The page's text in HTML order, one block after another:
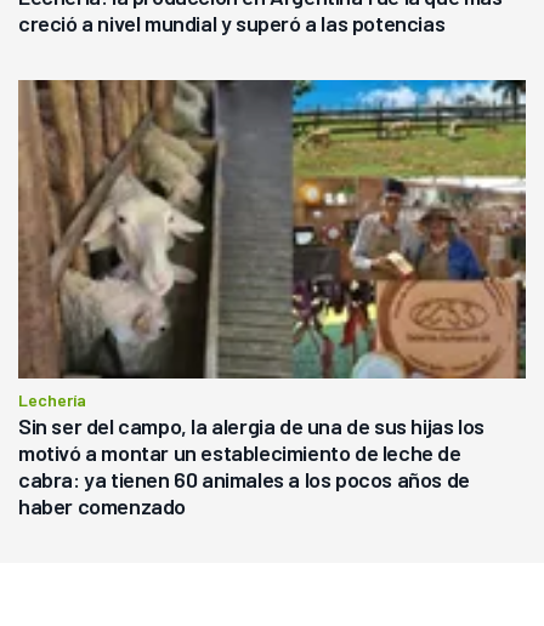
creció a nivel mundial y superó a las potencias
Lechería
Sin ser del campo, la alergia de una de sus hijas los
motivó a montar un establecimiento de leche de
cabra: ya tienen 60 animales a los pocos años de
haber comenzado